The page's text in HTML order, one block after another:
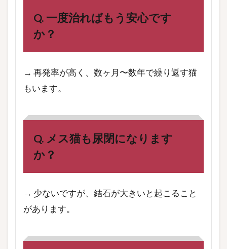
Q. 一度治ればもう安心です
か？
→ 再発率が高く、数ヶ月〜数年で繰り返す猫
もいます。
Q. メス猫も尿閉になります
か？
→ 少ないですが、結石が大きいと起こること
があります。